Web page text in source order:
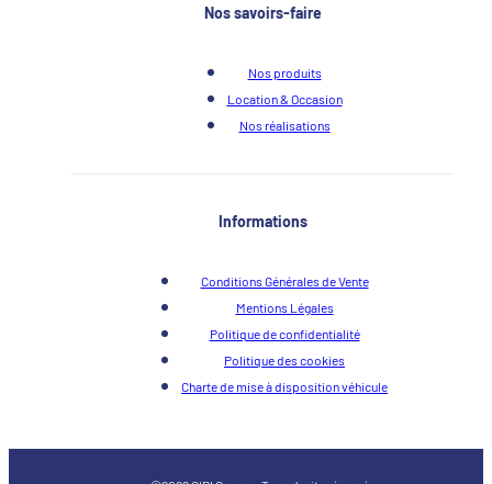
Nos savoirs-faire
Nos produits
Location & Occasion
Nos réalisations
Informations
Conditions Générales de Vente
Mentions Légales
Politique de confidentialité
Politique des cookies
Charte de mise à disposition véhicule